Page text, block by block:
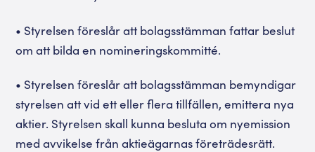
• Styrelsen föreslår att bolagsstämman fattar beslut
om att bilda en nomineringskommitté.
• Styrelsen föreslår att bolagsstämman bemyndigar
styrelsen att vid ett eller flera tillfällen, emittera nya
aktier. Styrelsen skall kunna besluta om nyemission
med avvikelse från aktieägarnas företrädesrätt.